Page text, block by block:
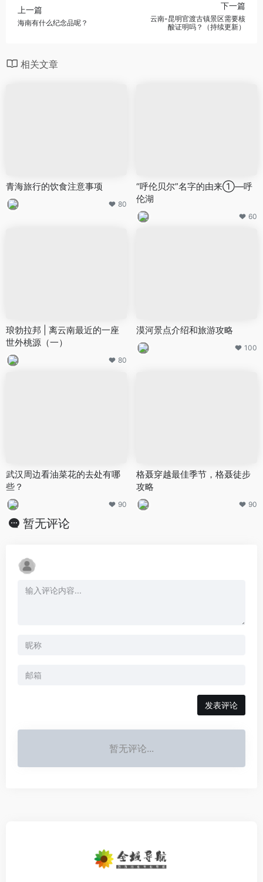
上一篇
海南有什么纪念品呢？
下一篇
云南-昆明官渡古镇景区需要核
酸证明吗？（持续更新）
相关文章
青海旅行的饮食注意事项
80
“呼伦贝尔”名字的由来①—呼
伦湖
60
琅勃拉邦 | 离云南最近的一座
世外桃源（一）
80
漠河景点介绍和旅游攻略
100
武汉周边看油菜花的去处有哪
些？
90
格聂穿越最佳季节，格聂徒步
攻略
90
暂无评论
发表评论
暂无评论...